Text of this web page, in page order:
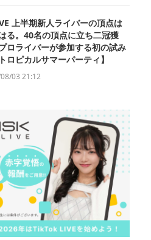
上半期新人ライバーの頂点は
る。40名の頂点に立ち二冠獲
ロライバーが参加する初の試み
ロピカルサマーパーティ】
03 21:12